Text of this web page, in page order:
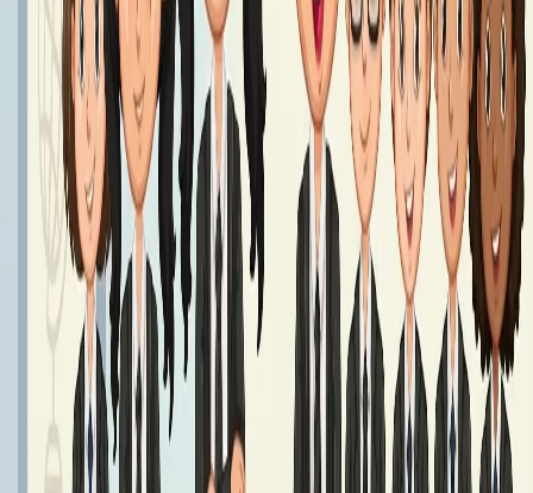
Podręczniki klasa 7 - Rok Szkolny 2026/2027
Podręczniki klasy 7